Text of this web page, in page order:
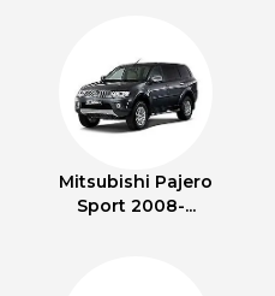
Mitsubishi Pajero
Sport 2008-...